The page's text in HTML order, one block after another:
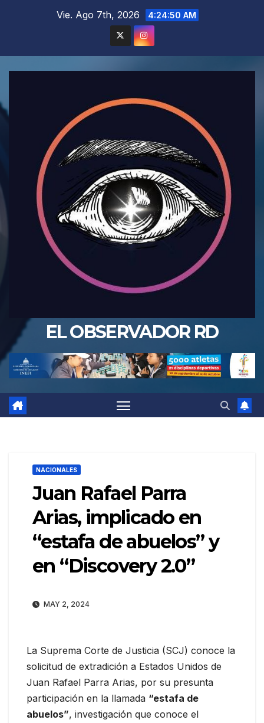
Vie. Ago 7th, 2026 4:24:52 AM
EL OBSERVADOR RD
NACIONALES
Juan Rafael Parra
Arias, implicado en
“estafa de abuelos” y
en “Discovery 2.0”
MAY 2, 2024
La Suprema Corte de Justicia (SCJ) conoce la
solicitud de extradición a Estados Unidos de
Juan Rafael Parra Arias, por su presunta
participación en la llamada “estafa de
abuelos”, investigación que conoce el